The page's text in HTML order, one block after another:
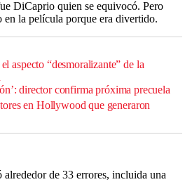
DiCaprio quien se equivocó. Pero
en la película porque era divertido.
aspecto “desmoralizante” de la
director confirma próxima precuela
en Hollywood que generaron
de 33 errores, incluida una